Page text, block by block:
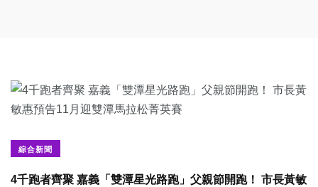
綜合新聞
4千跑者齊聚 嘉義「雙潭星光路跑」父親節開跑！ 市長黃敏